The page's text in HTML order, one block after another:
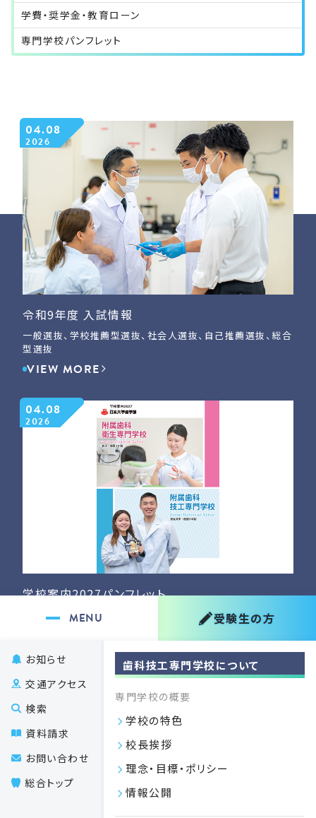
お知らせ
交通アクセス
検索
資料請求
お問い合わせ
総合トップ
歯科技工専門学校について
専門学校の概要
学校の特色
校長挨拶
理念・目標・ポリシー
情報公開
受験生の方
学費・奨学金・教育ローン
専門学校パンフレット
令和9年度 入試情報
04.08
2026
一般選抜、学校推薦型選抜、社会人選抜、自己推薦選抜、総合
型選抜
VIEW MORE
学校案内2027パンフレット
04.08
2026
学校案内2027を掲載いたしました
08.20
2025